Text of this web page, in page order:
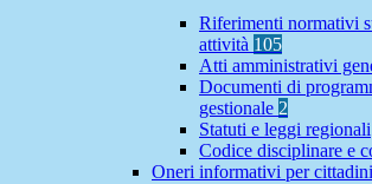
Riferimenti normativi
attività 105
Atti amministrativi
Documenti di
gestionale 2
Statuti e leggi regionali
Codice disciplinare e
Oneri informativi per